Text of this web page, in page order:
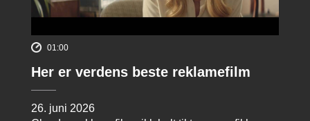
01:00
Her er verdens beste reklamefilm
26. juni 2026